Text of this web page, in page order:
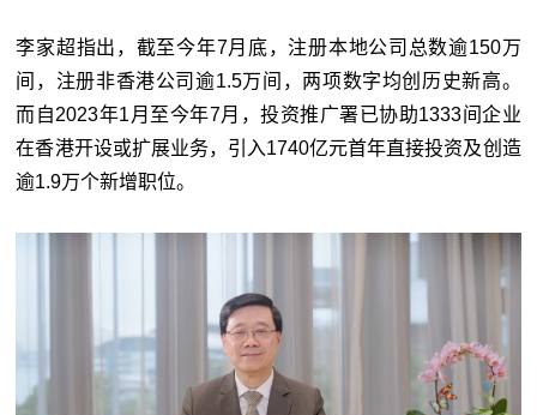
李家超指出，截至今年7月底，注册本地公司总数逾150万
间，注册非香港公司逾1.5万间，两项数字均创历史新高。
而自2023年1月至今年7月，投资推广署已协助1333间企业
在香港开设或扩展业务，引入1740亿元首年直接投资及创造
逾1.9万个新增职位。